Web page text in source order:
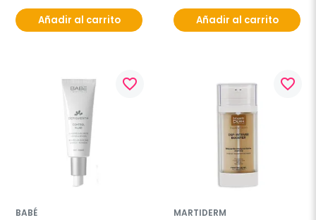
Añadir al carrito Añadir al carrito
favorite_border
BABÉ
favorite_border
MARTIDERM